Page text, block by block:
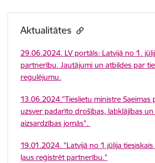
Aktualitātes
29.06.2024. LV portāls: Latvijā no 1.
partnerību. Jautājumi un atbildes par
regulējumu.
13.06.2024."Tieslietu ministre Saeimas
uzsver padarīto drošības, labklājības
aizsardzības jomās".
19.01.2024. "Latvijā no 1.jūlija
ļaus reģistrēt partnerību."